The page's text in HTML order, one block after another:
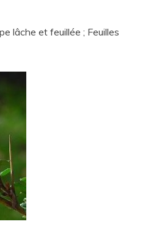
lâche et feuillée ; Feuilles